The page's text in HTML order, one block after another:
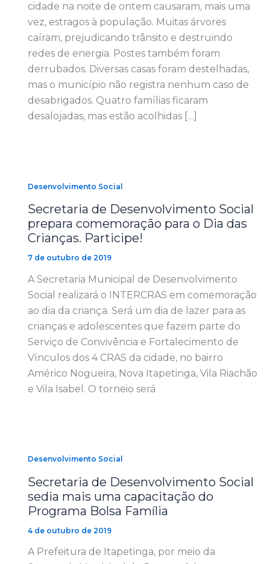
cidade na noite de ontem causaram, mais uma
vez, estragos à população. Muitas árvores
caíram, prejudicando trânsito e destruindo
redes de energia. Postes também foram
derrubados. Diversas casas foram destelhadas,
mas o município não registra nenhum caso de
desabrigados. Quatro famílias ficaram
desalojadas, mas estão acolhidas […]
Desenvolvimento Social
Secretaria de Desenvolvimento Social
prepara comemoração para o Dia das
Crianças. Participe!
7 de outubro de 2019
A Secretaria Municipal de Desenvolvimento
Social realizará o INTERCRAS em comemoração
ao dia da criança. Será um dia de lazer para as
crianças e adolescentes que fazem parte do
Serviço de Convivência e Fortalecimento de
Vínculos dos 4 CRAS da cidade, no bairro
Américo Nogueira, Nova Itapetinga, Vila Riachão
e Vila Isabel. O torneio será
Desenvolvimento Social
Secretaria de Desenvolvimento Social
sedia mais uma capacitação do
Programa Bolsa Família
4 de outubro de 2019
A Prefeitura de Itapetinga, por meio da